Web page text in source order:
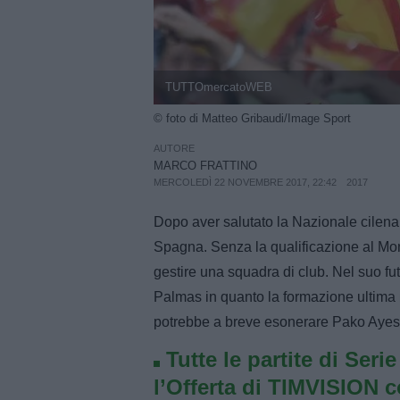
TUTTOmercatoWEB
© foto di Matteo Gribaudi/Image Sport
AUTORE
MARCO FRATTINO
MERCOLEDÌ 22 NOVEMBRE 2017, 22:42 2017
Dopo aver salutato la Nazionale
Spagna. Senza la qualificazione al
gestire una squadra di club. Nel suo
Palmas in quanto la formazione
potrebbe a breve esonerare Pako
Tutte le partite di
l’Offerta di TIMVISION